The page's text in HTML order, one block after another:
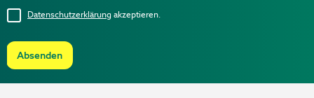
Absenden
Datenschutzerklärung akzeptieren.